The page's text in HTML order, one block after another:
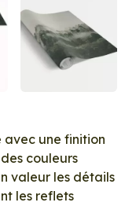
avec une finition
couleurs
valeur les détails
les reflets